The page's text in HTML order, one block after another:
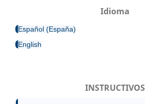
Idioma
Español (España)
English
INSTRUCTIVOS